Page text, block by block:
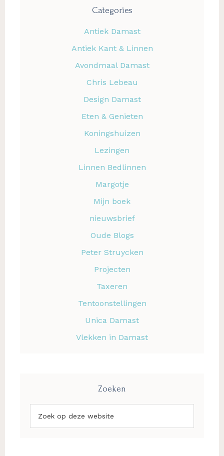
Categories
Antiek Damast
Antiek Kant & Linnen
Avondmaal Damast
Chris Lebeau
Design Damast
Eten & Genieten
Koningshuizen
Lezingen
Linnen Bedlinnen
Margotje
Mijn boek
nieuwsbrief
Oude Blogs
Peter Struycken
Projecten
Taxeren
Tentoonstellingen
Unica Damast
Vlekken in Damast
Zoeken
op